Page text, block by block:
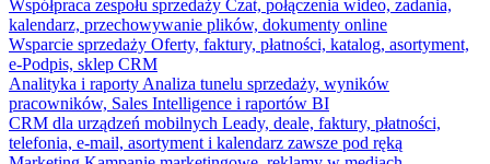
Współpraca zespołu sprzedaży Czat, połączenia wideo, zadania,
kalendarz, przechowywanie plików, dokumenty online
Wsparcie sprzedaży Oferty, faktury, płatności, katalog, asortyment,
e-Podpis, sklep CRM
Analityka i raporty Analiza tunelu sprzedaży, wyników
pracowników, Sales Intelligence i raportów BI
CRM dla urządzeń mobilnych Leady, deale, faktury, płatności,
telefonia, e-mail, asortyment i kalendarz zawsze pod ręką